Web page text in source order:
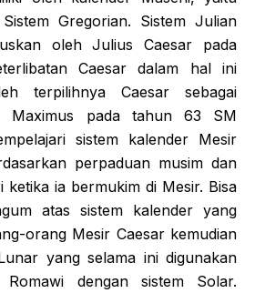
Gregorian. Sistem Julian
oleh Julius Caesar pada
Caesar dalam hal ini
terpilihnya Caesar sebagai
Maximus pada tahun 63 SM
sistem kalender Mesir
perpaduan musim dan
ketika ia bermukim di Mesir. Bisa
atas sistem kalender yang
orang Mesir Caesar kemudian
yang selama ini digunakan
dengan sistem Solar.